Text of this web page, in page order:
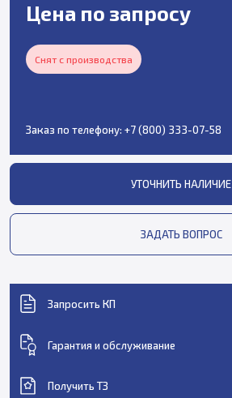
Цена по запросу
Снят с производства
Заказ по телефону: +7 (800) 333-07-58
УТОЧНИТЬ НАЛИЧИЕ
ЗАДАТЬ ВОПРОС
Запросить КП
Гарантия и обслуживание
Получить ТЗ